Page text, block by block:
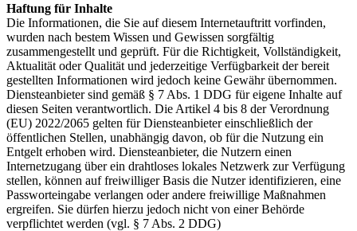
Haftung für Inhalte
Die Informationen, die Sie auf diesem Internetauftritt vorfinden,
wurden nach bestem Wissen und Gewissen sorgfältig
zusammengestellt und geprüft. Für die Richtigkeit, Vollständigkeit,
Aktualität oder Qualität und jederzeitige Verfügbarkeit der bereit
gestellten Informationen wird jedoch keine Gewähr übernommen.
Diensteanbieter sind gemäß § 7 Abs. 1 DDG für eigene Inhalte auf
diesen Seiten verantwortlich. Die Artikel 4 bis 8 der Verordnung
(EU) 2022/2065 gelten für Diensteanbieter einschließlich der
öffentlichen Stellen, unabhängig davon, ob für die Nutzung ein
Entgelt erhoben wird. Diensteanbieter, die Nutzern einen
Internetzugang über ein drahtloses lokales Netzwerk zur Verfügung
stellen, können auf freiwilliger Basis die Nutzer identifizieren, eine
Passworteingabe verlangen oder andere freiwillige Maßnahmen
ergreifen. Sie dürfen hierzu jedoch nicht von einer Behörde
verpflichtet werden (vgl. § 7 Abs. 2 DDG)